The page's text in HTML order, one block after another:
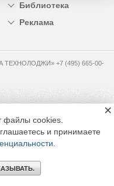
Библиотека
Реклама
ТЕХНОЛОДЖИ» +7 (495) 665-00-
файлы cookies.
и принимаете
×